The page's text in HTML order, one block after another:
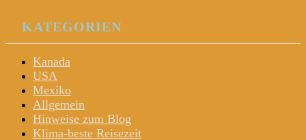
KATEGORIEN
Kanada
USA
Mexiko
Allgemein
Hinweise zum Blog
Klima-beste Reisezeit